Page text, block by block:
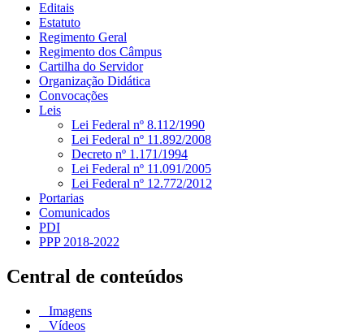
Editais
Estatuto
Regimento Geral
Regimento dos Câmpus
Cartilha do Servidor
Organização Didática
Convocações
Leis
Lei Federal nº 8.112/1990
Lei Federal nº 11.892/2008
Decreto nº 1.171/1994
Lei Federal nº 11.091/2005
Lei Federal nº 12.772/2012
Portarias
Comunicados
PDI
PPP 2018-2022
Central de conteúdos
Imagens
Vídeos